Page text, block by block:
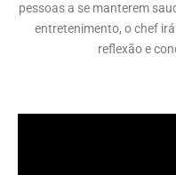
pessoas a se manterem
entretenimento, o chef
reflexão e